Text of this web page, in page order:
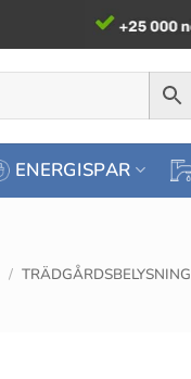
ENERGISPAR
/ TRÄDGÅRDSBELYSNING